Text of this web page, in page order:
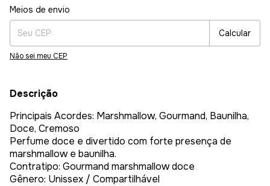
Entregas para o CEP:
Meios de envio
Calcular
Não sei meu CEP
Descrição
Principais Acordes: Marshmallow, Gourmand, Baunilha,
Doce, Cremoso
Perfume doce e divertido com forte presença de
marshmallow e baunilha.
Contratipo: Gourmand marshmallow doce
Gênero: Unissex / Compartilhável